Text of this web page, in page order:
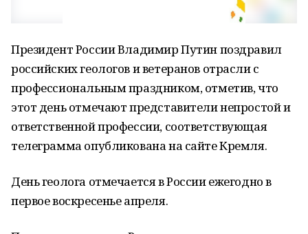
Президент России Владимир Путин поздравил
российских геологов и ветеранов отрасли с
профессиональным праздником, отметив, что
этот день отмечают представители непростой и
ответственной профессии, соответствующая
телеграмма опубликована на сайте Кремля.
День геолога отмечается в России ежегодно в
первое воскресенье апреля.